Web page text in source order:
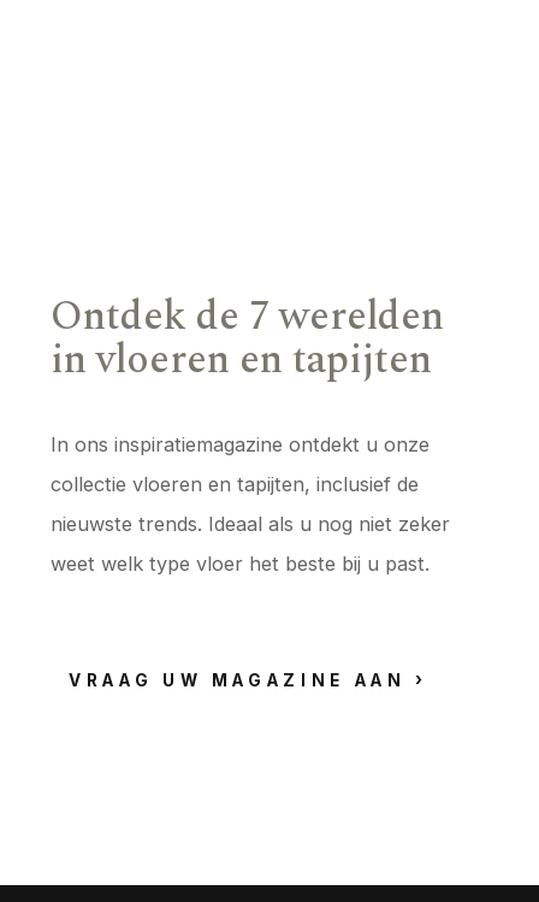
Ontdek de 7 werelden
in vloeren en tapijten
In ons inspiratiemagazine ontdekt u onze
collectie vloeren en tapijten, inclusief de
nieuwste trends. Ideaal als u nog niet zeker
weet welk type vloer het beste bij u past.
VRAAG UW MAGAZINE AAN